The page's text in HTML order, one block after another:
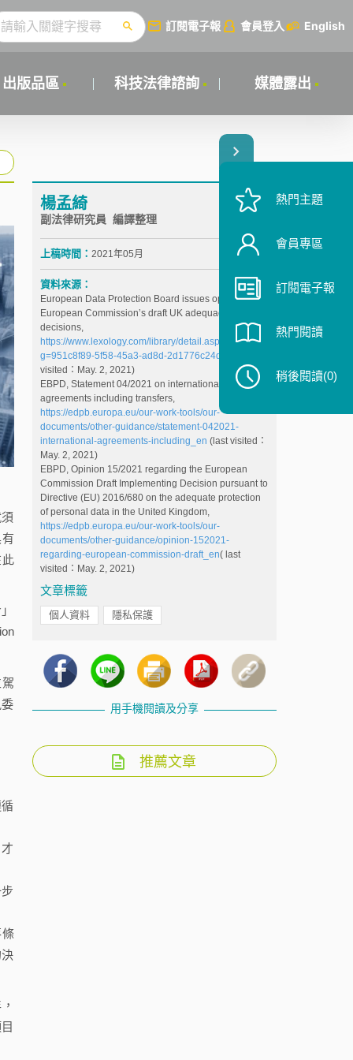
訂閱電子報 會員登入 English
出版品區 科技法律諮詢 媒體露出
楊孟綺
副法律研究員 編譯整理
上稿時間： 2021年05月
資料來源：
European Data Protection Board issues opinions on
European Commission’s draft UK adequacy
decisions,
https://www.lexology.com/library/detail.aspx?
g=951c8f89-5f58-45a3-ad8d-2d1776c24d89
visited：May. 2, 2021)
EBPD, Statement 04/2021 on international
agreements including transfers,
https://edpb.europa.eu/our-work-tools/our-
documents/other-guidance/statement-042021-
international-agreements-including_en (last visited：
May. 2, 2021)
EBPD, Opinion 15/2021 regarding the European
Commission Draft Implementing Decision pursuant to
Directive (EU) 2016/680 on the adequate protection
of personal data in the United Kingdom,
https://edpb.europa.eu/our-work-tools/our-
documents/other-guidance/opinion-152021-
regarding-european-commission-draft_en( last
visited：May. 2, 2021)
文章標籤
個人資料 隱私保護
用手機閱讀及分享
推薦文章
熱門主題
會員專區
訂閱電子報
熱門閱讀
稍後閱讀(0)